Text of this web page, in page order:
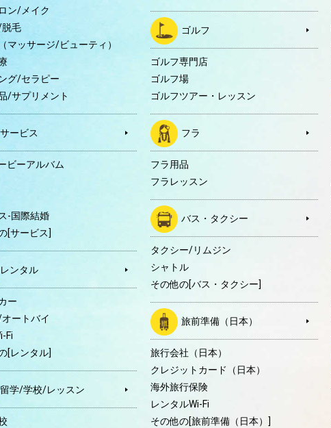
ン/メイク
毛
マッサージ/ビューティ）
グ/セラピー
/サプリメント
サービス
ビーアルバム
-国際結婚
[サービス]
レンタル
ー
ートバイ
Fi
[レンタル]
留学/学校/レッスン
ゴルフ
ゴルフ専門店
ゴルフ場
ゴルフツアー・レッスン
フラ
フラ用品
フラレッスン
バス・タクシー
タクシー/リムジン
シャトル
その他の[バス・タクシー]
旅前準備（日本）
旅行会社（日本）
クレジットカード（日本）
海外旅行保険
レンタルWi-Fi
その他の[旅前準備（日本）]